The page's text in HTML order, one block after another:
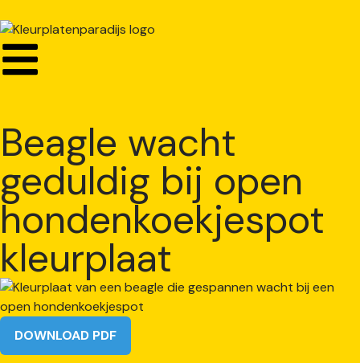
Beagle wacht
geduldig bij open
hondenkoekjespot
kleurplaat
DOWNLOAD PDF